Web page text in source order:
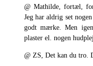
@ Mathilde, fortæl,
Jeg har aldrig set
godt mærke. Men
plaster el. nogen
@ ZS, Det kan du tro.